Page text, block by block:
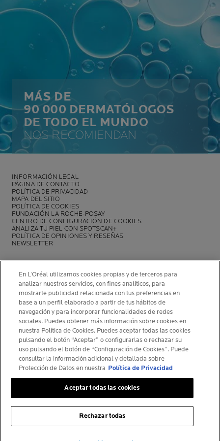
MÁS DE
90 000 DERMATÓLOGOS
DE TODO EL MUNDO
NOS RECOMIENDAN
INFORMACIÓN LEGAL
PÁGINA DE CONTACTO
POLÍTICA DE PRIVACIDAD
MAPA DEL SITIO
POLÍTICA DE COOKIES
FUNDACIÓN LA ROCHE-POSAY
CENTRO DE CONFIGURACIÓN DE COOKIES
ANALIZA TU PIEL CON SPOTSCAN+
POLÍTICA DE OPINIONES Y RESEÑAS
NEWSLETTER
INFORMACIÓN DEL FABRICANTE
COSMETIQUE ACTIVE INTERNATIONAL
La Roche-Posay Laboratoire Dermatologique CAI
86270 La Roche-Posay France
[email protected]
© La Roche-Posay
© Centre Thermal de La Roche-Posay
En L’Oréal utilizamos cookies propias y de terceros para
analizar nuestros servicios, con fines analíticos, para
mostrarte publicidad relacionada con tus preferencias en
base a un perfil elaborado a partir de tus hábitos de
navegación y para incorporar funcionalidades de redes
sociales. Puedes obtener más información sobre cookies en
nuestra Política de Cookies. Puedes aceptar todas las cookies
pulsando el botón “Aceptar” o configurarlas o rechazar su
uso pulsando el botón de “Configuración de Cookies”. Puede
consultar la información adicional y detallada sobre
Protección de Datos en nuestra Política de Privacidad
Rechazar todas
Aceptar todas las cookies